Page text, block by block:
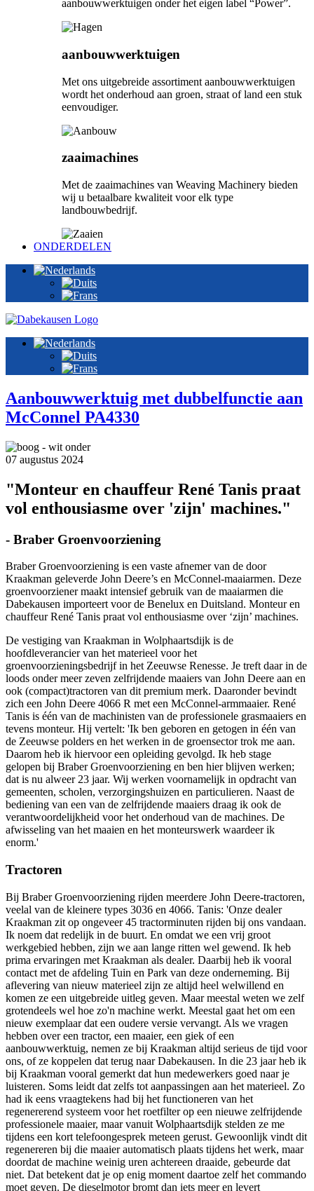
aanbouwwerktuigen onder het eigen label “Power”.
aanbouwwerktuigen
Met ons uitgebreide assortiment aanbouwwerktuigen
wordt het onderhoud aan groen, straat of land een stuk
eenvoudiger.
zaaimachines
Met de zaaimachines van Weaving Machinery bieden
wij u betaalbare kwaliteit voor elk type
landbouwbedrijf.
ONDERDELEN
Aanbouwwerktuig met dubbelfunctie aan
McConnel PA4330
07 augustus 2024
"Monteur en chauffeur René Tanis praat
vol enthousiasme over 'zijn' machines."
- Braber Groenvoorziening
Braber Groenvoorziening is een vaste afnemer van de door
Kraakman geleverde John Deere’s en McConnel-maaiarmen. Deze
groenvoorziener maakt intensief gebruik van de maaiarmen die
Dabekausen importeert voor de Benelux en Duitsland. Monteur en
chauffeur René Tanis praat vol enthousiasme over ‘zijn’ machines.
De vestiging van Kraakman in Wolphaartsdijk is de
hoofdleverancier van het materieel voor het
groenvoorzieningsbedrijf in het Zeeuwse Renesse. Je treft daar in de
loods onder meer zeven zelfrijdende maaiers van John Deere aan en
ook (compact)tractoren van dit premium merk. Daaronder bevindt
zich een John Deere 4066 R met een McConnel-armmaaier. René
Tanis is één van de machinisten van de professionele grasmaaiers en
tevens monteur. Hij vertelt: 'Ik ben geboren en getogen in één van
de Zeeuwse polders en het werken in de groensector trok me aan.
Daarom heb ik hiervoor een opleiding gevolgd. Ik heb stage
gelopen bij Braber Groenvoorziening en ben hier blijven werken;
dat is nu alweer 23 jaar. Wij werken voornamelijk in opdracht van
gemeenten, scholen, verzorgingshuizen en particulieren. Naast de
bediening van een van de zelfrijdende maaiers draag ik ook de
verantwoordelijkheid voor het onderhoud van de machines. De
afwisseling van het maaien en het monteurswerk waardeer ik
enorm.'
Tractoren
Bij Braber Groenvoorziening rijden meerdere John Deere-tractoren,
veelal van de kleinere types 3036 en 4066. Tanis: 'Onze dealer
Kraakman zit op ongeveer 45 tractorminuten rijden bij ons vandaan.
Ik noem dat redelijk in de buurt. En omdat we een vrij groot
werkgebied hebben, zijn we aan lange ritten wel gewend. Ik heb
prima ervaringen met Kraakman als dealer. Daarbij heb ik vooral
contact met de afdeling Tuin en Park van deze onderneming. Bij
aflevering van nieuw materieel zijn ze altijd heel welwillend en
komen ze een uitgebreide uitleg geven. Maar meestal weten we zelf
grotendeels wel hoe zo'n machine werkt. Meestal gaat het om een
nieuw exemplaar dat een oudere versie vervangt. Als we vragen
hebben over een tractor, een maaier, een giek of een
aanbouwwerktuig, nemen ze bij Kraakman altijd serieus de tijd voor
ons, of ze koppelen dat terug naar Dabekausen. In die 23 jaar heb ik
bij Kraakman vooral gemerkt dat hun medewerkers goed naar je
luisteren. Soms leidt dat zelfs tot aanpassingen aan het materieel. Zo
had ik eens vraagtekens had bij het functioneren van het
regenererend systeem voor het roetfilter op een nieuwe zelfrijdende
professionele maaier, maar vanuit Wolphaartsdijk stelden ze me
tijdens een kort telefoongesprek meteen gerust. Gewoonlijk vindt dit
regenereren bij die maaier automatisch plaats tijdens het werk, maar
doordat de machine weinig uren achtereen draaide, gebeurde dat
niet. Dat betekent dat je op enig moment daartoe zelf het commando
moet geven. De dieselmotor bromt dan iets meer en levert